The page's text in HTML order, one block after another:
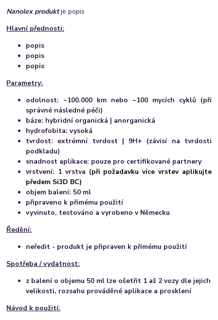
Nanolex produktje popis
Hlavní přednosti:
popis
popis
popis
Parametry:
odolnost: ~100.000 km nebo ~100 mycích cyklů (při
správné následné péči)
báze: hybridní organická | anorganická
hydrofobita: vysoká
tvrdost: extrémní tvrdost | 9H+ (závisí na tvrdosti
podkladu)
snadnost aplikace: pouze pro certifikované partnery
vrstvení: 1 vrstva (při požadavku více vrstev aplikujte
předem Si3D BC)
objem balení: 50 ml
připraveno k přímému použití
vyvinuto, testováno a vyrobeno v Německu
Ředění:
neředit - produkt je připraven k přímému použití
Spotřeba / vydatnost:
z balení o objemu 50 ml lze ošetřit 1 až 2 vozy dle jejich
velikosti, rozsahu prováděné aplikace a prosklení
Návod k použití: